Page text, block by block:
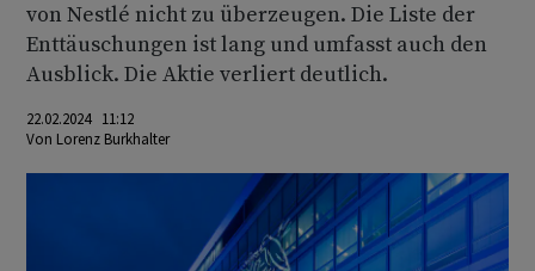
von Nestlé nicht zu überzeugen. Die Liste der
Enttäuschungen ist lang und umfasst auch den
Ausblick. Die Aktie verliert deutlich.
22.02.2024 11:12
Von Lorenz Burkhalter